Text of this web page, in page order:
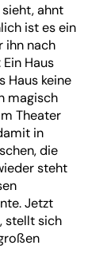
ahnt
ist es ein
ihn nach
Haus
Haus keine
magisch
Theater
in
die
steht
Jetzt
stellt sich